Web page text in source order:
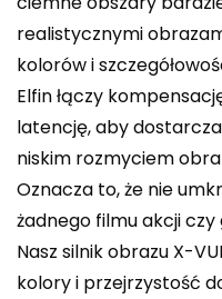
realistycznymi
kolorów i
Elfin łączy
latencję, aby
niskim rozmyciem
Oznacza to, że nie
żadnego filmu akcji
Nasz silnik obrazu X-
kolory i przejrzystość